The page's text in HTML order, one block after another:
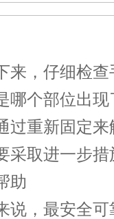
，仔细检查
哪个部位出
过重新固定
取进一步措
助
，最安全可